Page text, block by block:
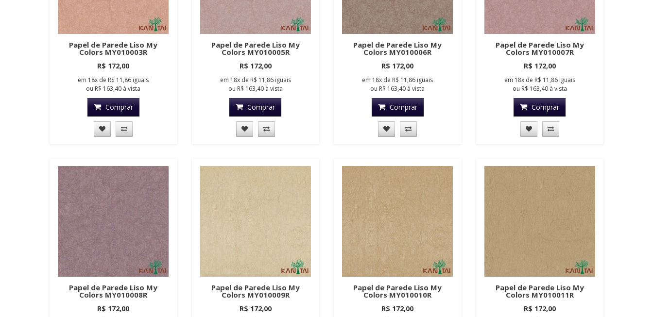
Papel de Parede Liso My
Colors MY010003R
R$ 172,00
em 18x de R$ 11,86 iguais
ou R$ 163,40 à vista
Comprar
Papel de Parede Liso My
Colors MY010005R
R$ 172,00
em 18xde R$ 11,86 iguais
ou R$ 163,40à vista
Comprar
Papel de Parede Liso My
Colors MY010006R
R$ 172,00
em 18x de R$ 11,86 iguais
ou R$ 163,40 à vista
Comprar
Papel de Parede Liso My
Colors MY010007R
R$ 172,00
em 18xde R$ 11,86 iguais
ou R$ 163,40à vista
Comprar
Papel de Parede Liso My
Colors MY010008R
R$ 172,00
Papel de Parede Liso My
Colors MY010009R
R$ 172,00
Papel de Parede Liso My
Colors MY010010R
R$ 172,00
Papel de Parede Liso My
Colors MY010011R
R$ 172,00